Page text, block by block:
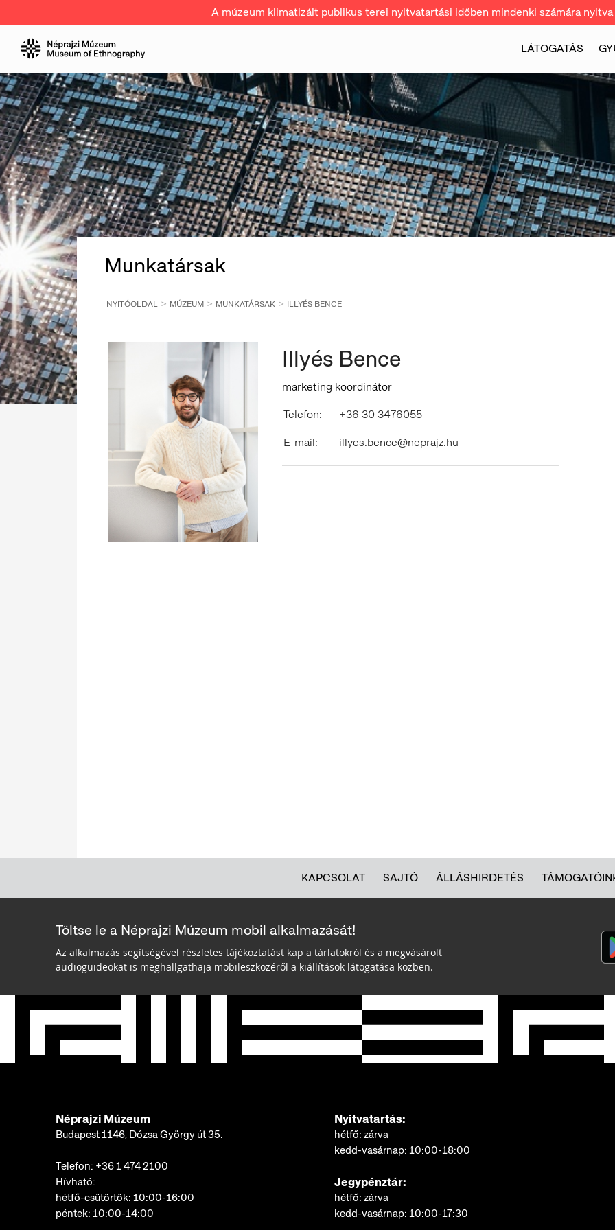
A múzeum klimatizált publikus terei nyitvatartási időben mindenki számára nyitva
LÁTOGATÁS
Munkatársak
NYITÓOLDAL MÚZEUM MUNKATÁRSAK ILLYÉS BENCE
Illyés Bence
marketing koordinátor
Telefon:
+36 30 3476055
E-mail:
illyes.bence@neprajz.hu
KAPCSOLAT SAJTÓ ÁLLÁSHIRDETÉS
Töltse le a Néprajzi Múzeum mobil alkalmazását!
Az alkalmazás segítségével részletes tájékoztatást kap a tárlatokról és a megvásárolt
audioguideokat is meghallgathaja mobileszközéről a kiállítások látogatása közben.
Néprajzi Múzeum
Budapest 1146, Dózsa György út 35.
Telefon: +36 1 474 2100
Hívható:
hétfő-csütörtök: 10:00-16:00
péntek: 10:00-14:00
Nyitvatartás:
hétfő: zárva
kedd-vasárnap: 10:00-18:00
Jegypénztár:
hétfő: zárva
kedd-vasárnap: 10:00-17:30